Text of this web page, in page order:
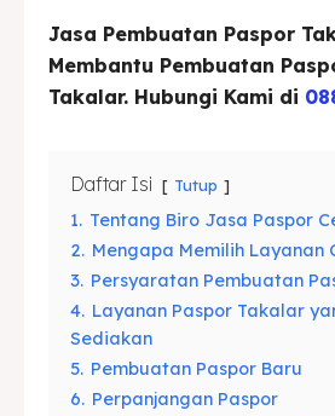
Asuransi
Blog
Asuransi
Blog
Jasa Pembuatan Paspor
Membantu Pembuatan
Takalar. Hubungi Kami di
Daftar Isi Tutup
1. Tentang Biro Jasa Paspor
2. Mengapa Memilih Layanan
3. Persyaratan Pembuatan
4. Layanan Paspor Takalar
Sediakan
5. Pembuatan Paspor Baru
6. Perpanjangan Paspor